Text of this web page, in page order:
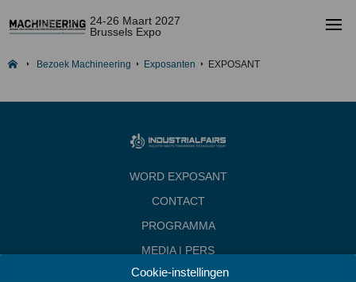
24-26 Maart 2027
Brussels Expo
Bezoek Machineering Exposanten EXPOSANT
WORD EXPOSANT
CONTACT
PROGRAMMA
MEDIA | PERS
INDUSTRIALFAIRS
Cookie-instellingen